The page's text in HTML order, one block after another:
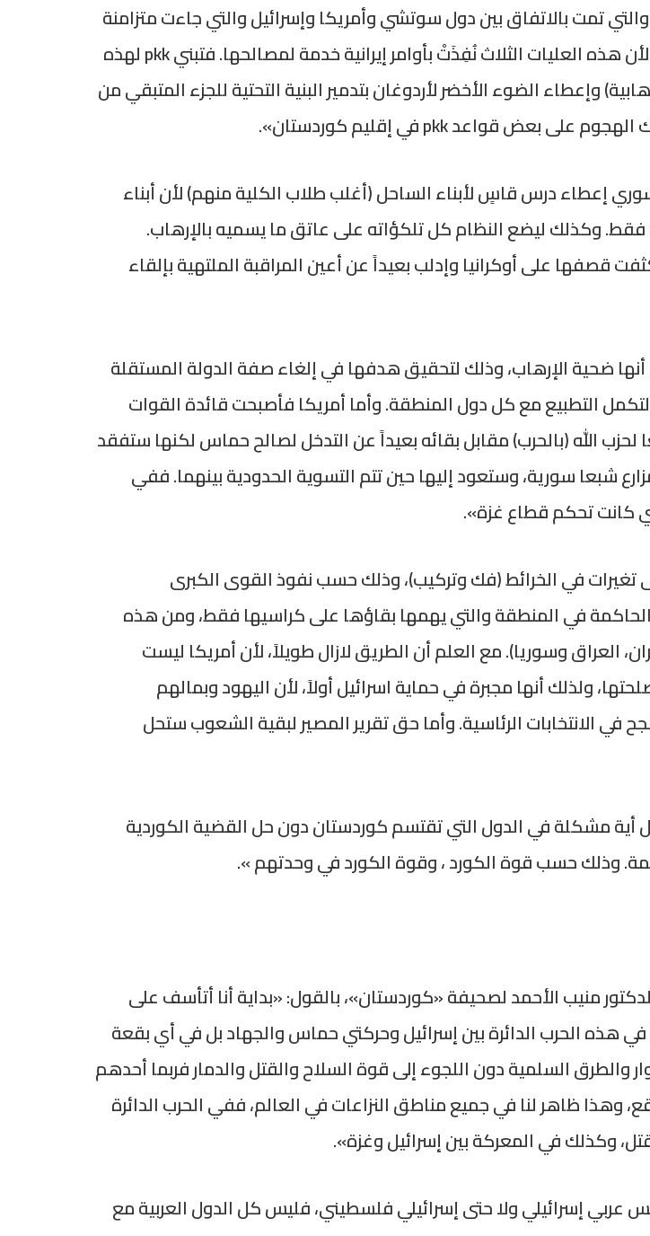
تمت بالاتفاق بين دول سوتشي وأمريكا وإسرائيل والتي جاءت متزامنة
مع عملية أنقرة وقصف الكلية الحربية في مدينة حمص السورية، لأن هذه العليات الثلاث نُفِذَتْ بأوامر إيرانية خدمة لمصالحها. فتبني pkk لهذه
وإعطاء الضوء الأخضر لأردوغان بتدمير البنية التحتية للجزء المتبقي من
إعطاء درس قاسٍ لأبناء الساحل (أغلب طلاب الكلية منهم) لأن أبناء
وكذلك ليضع النظام كل تلكؤاته على عاتق ما يسميه بالإرهاب.
على أوكرانيا وإدلب بعيداً عن أعين المراقبة الملتهية بإلقاء
ضحية الإرهاب، وذلك لتحقيق هدفها في إلغاء صفة الدولة المستقلة
التطبيع مع كل دول المنطقة. وأما أمريكا فأصبحت قائدة القوات
لحزب الله (بالحرب) مقابل بقائه بعيداً عن التدخل لصالح حماس لكنها ستفقد
شبعا سورية، وستعود إليها حين تتم التسوية الحدودية بينهما. ففي
كانت تحكم قطاع غزة».
في الخرائط (فك وتركيب)، وذلك حسب نفوذ القوى الكبرى
في المنطقة والتي يهمها بقاؤها على كراسيها فقط، ومن هذه
العراق وسوريا). مع العلم أن الطريق لازال طويلاً، لأن أمريكا ليست
ولذلك أنها مجبرة في حماية اسرائيل أولاً، لأن اليهود وبمالهم
الانتخابات الرئاسية. وأما حق تقرير المصير لبقية الشعوب ستحل
أية مشكلة في الدول التي تقتسم كوردستان دون حل القضية الكوردية
وذلك حسب قوة الكورد ، وقوة الكورد في وحدتهم ».
منيب الأحمد لصحيفة «كوردستان»، بالقول: «بداية أنا أتأسف على
هذه الحرب الدائرة بين إسرائيل وحركتي حماس والجهاد بل في أي بقعة
السلمية دون اللجوء إلى قوة السلاح والقتل والدمار فربما أحدهم
ظاهر لنا في جميع مناطق النزاعات في العالم، ففي الحرب الدائرة
وكذلك في المعركة بين إسرائيل وغزة».
عربي إسرائيلي ولا حتى إسرائيلي فلسطيني، فليس كل الدول العربية مع